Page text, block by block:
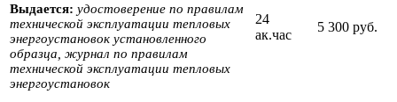
Выдается: удостоверение по правилам
технической эксплуатации тепловых
энергоустановок установленного
образца, журнал по правилам
технической эксплуатации тепловых
энергоустановок
24
ак.час
5 300 руб.